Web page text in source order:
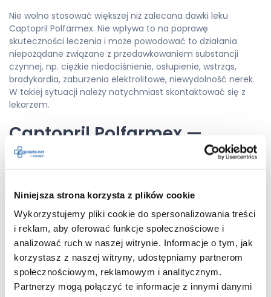
Niniejsza strona korzysta z plików cookie
Wykorzystujemy pliki cookie do spersonalizowania treści
i reklam, aby oferować funkcje społecznościowe i
analizować ruch w naszej witrynie. Informacje o tym, jak
korzystasz z naszej witryny, udostępniamy partnerom
społecznościowym, reklamowym i analitycznym.
Partnerzy mogą połączyć te informacje z innymi danymi
Nie wolno stosować większej niż zalecana dawki leku
Captopril Polfarmex. Nie wpływa to na poprawę
skuteczności leczenia i może powodować to działania
niepożądane związane z przedawkowaniem substancji
czynnej, np. ciężkie niedociśnienie, osłupienie, wstrząs,
bradykardia, zaburzenia elektrolitowe, niewydolność nerek.
W takiej sytuacji należy natychmiast skontaktować się z
lekarzem.
Captopril Polfarmex —
stosowanie leku w ciąży i
Przeciwwskazane jest podawanie leku Captopril Polfarmex u
kobiet w II i III trymestrze ciąży , ponieważ może powodować
to poważne zagrożenie dla rozwoju płodu i przebiegu ciąży.
Nie zaleca się jego podawania również w I trymestrze ciąży.
Ze strony płodu mogą wystąpić takie działania
niepożądane jak: zaburzenia czynności nerek, opóźnienie